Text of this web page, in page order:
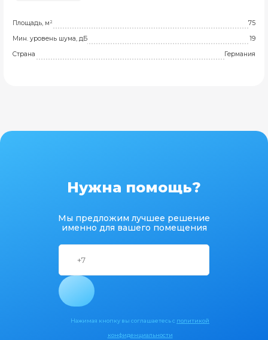
Площадь, м²
75
Мин. уровень шума, дБ
19
Страна
Германия
Нужна помощь?
Мы предложим лучшее решение
именно для вашего помещения
Нажимая кнопку вы соглашаетесь с политикой
конфиденциальности